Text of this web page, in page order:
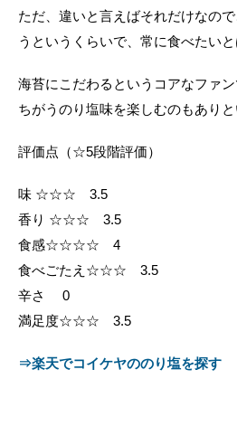
ただ、違いと言えばそれだけなの
うというくらいで、常に食べたい
海苔にこだわるというコアなファ
ちがうのり塩味を楽しむのもありと
評価点（☆5段階評価）
味 ☆☆☆ 3.5
香り ☆☆☆ 3.5
食感☆☆☆☆ 4
食べごたえ☆☆☆ 3.5
辛さ 0
満足度☆☆☆ 3.5
⇒楽天でコイケヤののり塩を探す